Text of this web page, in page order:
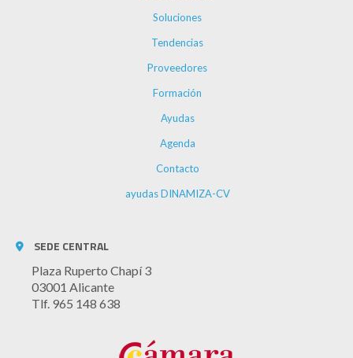
Soluciones
Tendencias
Proveedores
Formación
Ayudas
Agenda
Contacto
ayudas DINAMIZA-CV
SEDE CENTRAL
Plaza Ruperto Chapí 3
03001 Alicante
Tlf. 965 148 638